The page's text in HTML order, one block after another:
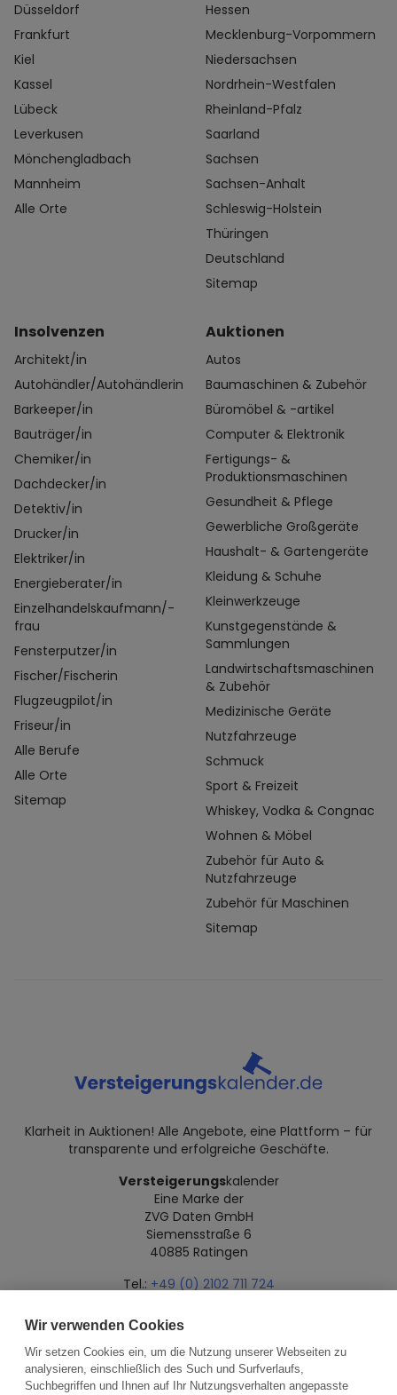
Düsseldorf
Frankfurt
Kiel
Kassel
Lübeck
Leverkusen
Mönchengladbach
Mannheim
Alle Orte
Hessen
Mecklenburg-Vorpommern
Niedersachsen
Nordrhein-Westfalen
Rheinland-Pfalz
Saarland
Sachsen
Sachsen-Anhalt
Schleswig-Holstein
Thüringen
Deutschland
Sitemap
Insolvenzen
Architekt/in
Autohändler/Autohändlerin
Barkeeper/in
Bauträger/in
Chemiker/in
Dachdecker/in
Detektiv/in
Drucker/in
Elektriker/in
Energieberater/in
Einzelhandelskaufmann/-
frau
Fensterputzer/in
Fischer/Fischerin
Flugzeugpilot/in
Friseur/in
Alle Berufe
Alle Orte
Sitemap
Auktionen
Autos
Baumaschinen & Zubehör
Büromöbel & -artikel
Computer & Elektronik
Fertigungs- &
Produktionsmaschinen
Gesundheit & Pflege
Gewerbliche Großgeräte
Haushalt- & Gartengeräte
Kleidung & Schuhe
Kleinwerkzeuge
Kunstgegenstände &
Sammlungen
Landwirtschaftsmaschinen
& Zubehör
Medizinische Geräte
Nutzfahrzeuge
Schmuck
Sport & Freizeit
Whiskey, Vodka & Congnac
Wohnen & Möbel
Zubehör für Auto &
Nutzfahrzeuge
Zubehör für Maschinen
Sitemap
Klarheit in Auktionen! Alle Angebote, eine Plattform – für
transparente und erfolgreiche Geschäfte.
Versteigerungskalender
Eine Marke der
ZVG Daten GmbH
Siemensstraße 6
40885 Ratingen
Tel.: +49 (0) 2102 711 724
Datenschutz Impressum Über uns
Wir verwenden Cookies
Wir setzen Cookies ein, um die Nutzung unserer Webseiten zu
analysieren, einschließlich des Such und Surfverlaufs,
Suchbegriffen und Ihnen auf Ihr Nutzungsverhalten angepasste